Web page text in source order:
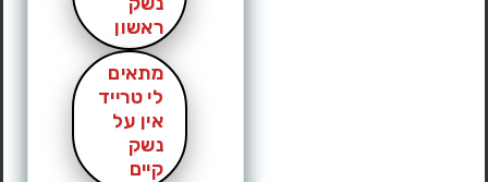
ראשון
מתאים
לי טרייד
אין על
נשק
קיים